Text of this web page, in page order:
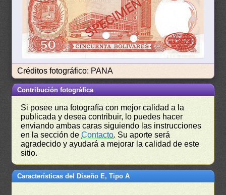
Créditos fotográfico: PANA
Contribución fotográfica
Si posee una fotografía con mejor calidad a la
publicada y desea contribuir, lo puedes hacer
enviando ambas caras siguiendo las instrucciones
en la sección deContacto. Su aporte será
agradecido y ayudará a mejorar la calidad de este
sitio.
Características del Diseño E, Tipo A